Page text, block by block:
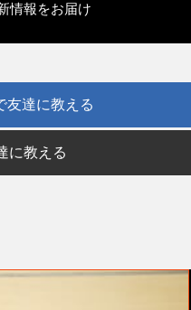
情報をお届け
友達に教える
に教える